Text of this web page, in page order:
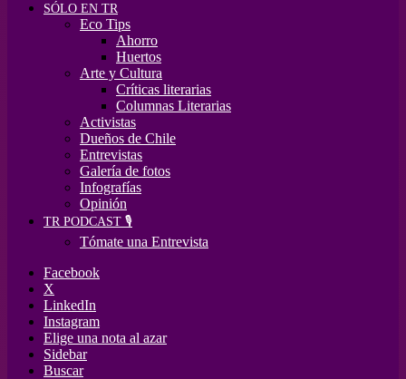
SÓLO EN TR
Eco Tips
Ahorro
Huertos
Arte y Cultura
Críticas literarias
Columnas Literarias
Activistas
Dueños de Chile
Entrevistas
Galería de fotos
Infografías
Opinión
TR PODCAST 🎙️
Tómate una Entrevista
Facebook
X
LinkedIn
Instagram
Elige una nota al azar
Sidebar
Buscar